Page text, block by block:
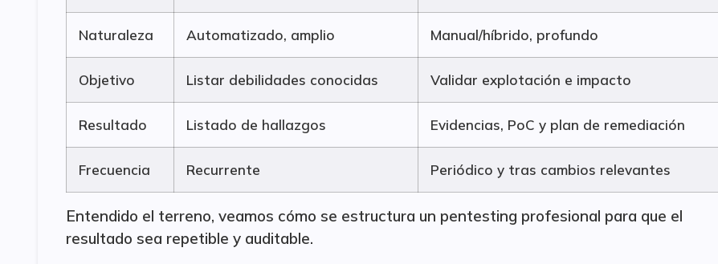
Naturaleza Automatizado, amplio Manual/híbrido, profundo
Objetivo Listar debilidades conocidas Validar explotación e impacto
Resultado Listado de hallazgos Evidencias, PoC y plan de remediación
Frecuencia Recurrente Periódico y tras cambios relevantes
Entendido el terreno, veamos cómo se estructura un pentesting profesional para que el
resultado sea repetible y auditable.